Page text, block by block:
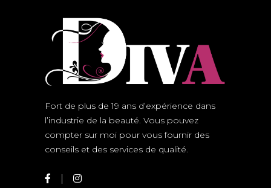
Fort de plus de 19 ans d’expérience dans
l’industrie de la beauté. Vous pouvez
compter sur moi pour vous fournir des
conseils et des services de qualité.